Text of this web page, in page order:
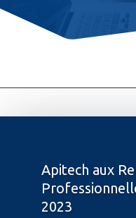
Apitech aux
2023